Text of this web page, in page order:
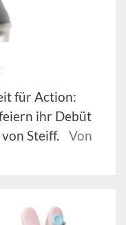
für Action:
feiern ihr Debüt
Steiff.
Von